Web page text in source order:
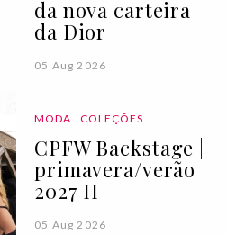
da nova carteira
da Dior
05 Aug 2026
MODA COLEÇÕES
CPFW Backstage |
primavera/verão
2027 II
05 Aug 2026